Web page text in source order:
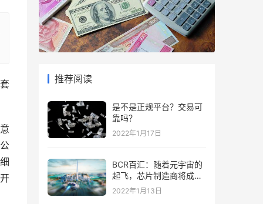
推荐阅读
是不是正规平台？交易可
靠吗？
2022年1月17日
BCR百汇：随着元宇宙的
起飞，芯片制造商将成为
“赢家”
2022年1月13日